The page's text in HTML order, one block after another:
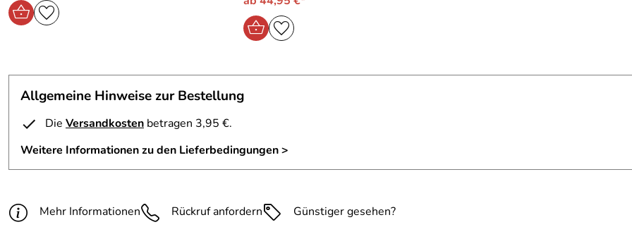
Allgemeine Hinweise zur Bestellung
Die Versandkosten betragen 3,95 €.
Weitere Informationen zu den Lieferbedingungen >
Mehr Informationen Rückruf anfordern Günstiger gesehen?